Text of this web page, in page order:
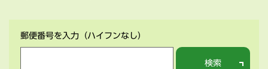
郵便番号を入力 （ハイフンなし）
検索